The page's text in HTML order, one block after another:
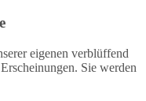
eigenen verblüffend
Sie werden